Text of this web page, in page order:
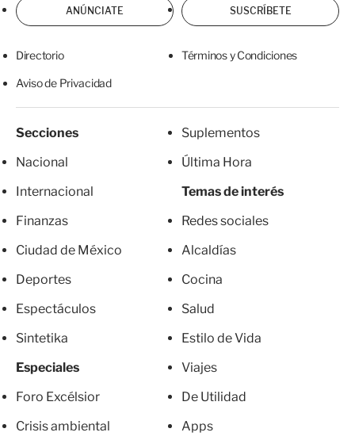
ANÚNCIATE SUSCRÍBETE
Directorio Términos y Condiciones
Aviso de Privacidad
Secciones
Nacional
Internacional
Finanzas
Ciudad de México
Deportes
Espectáculos
Sintetika
Especiales
Foro Excélsior
Crisis ambiental
Suplementos
Última Hora
Temas de interés
Redes sociales
Alcaldías
Cocina
Salud
Estilo de Vida
Viajes
De Utilidad
Apps